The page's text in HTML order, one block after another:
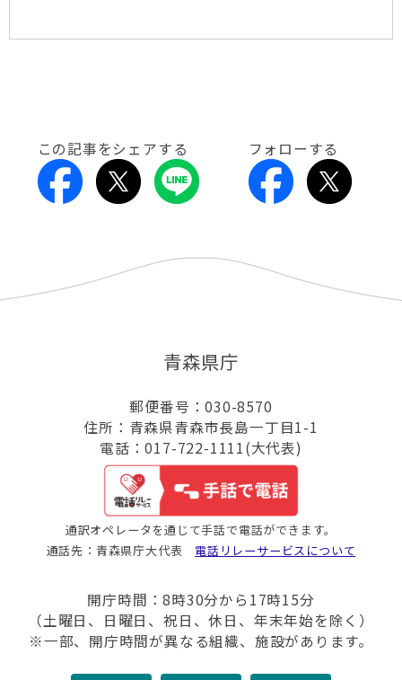
この記事をシェアする フォローする
青森県庁
郵便番号：030-8570
住所：青森県青森市長島一丁目1-1
電話：017-722-1111(大代表)
通訳オペレータを通じて手話で電話ができます。
通話先：青森県庁大代表 電話リレーサービスについて
開庁時間：8時30分から17時15分
（土曜日、日曜日、祝日、休日、年末年始を除く）
※一部、開庁時間が異なる組織、施設があります。